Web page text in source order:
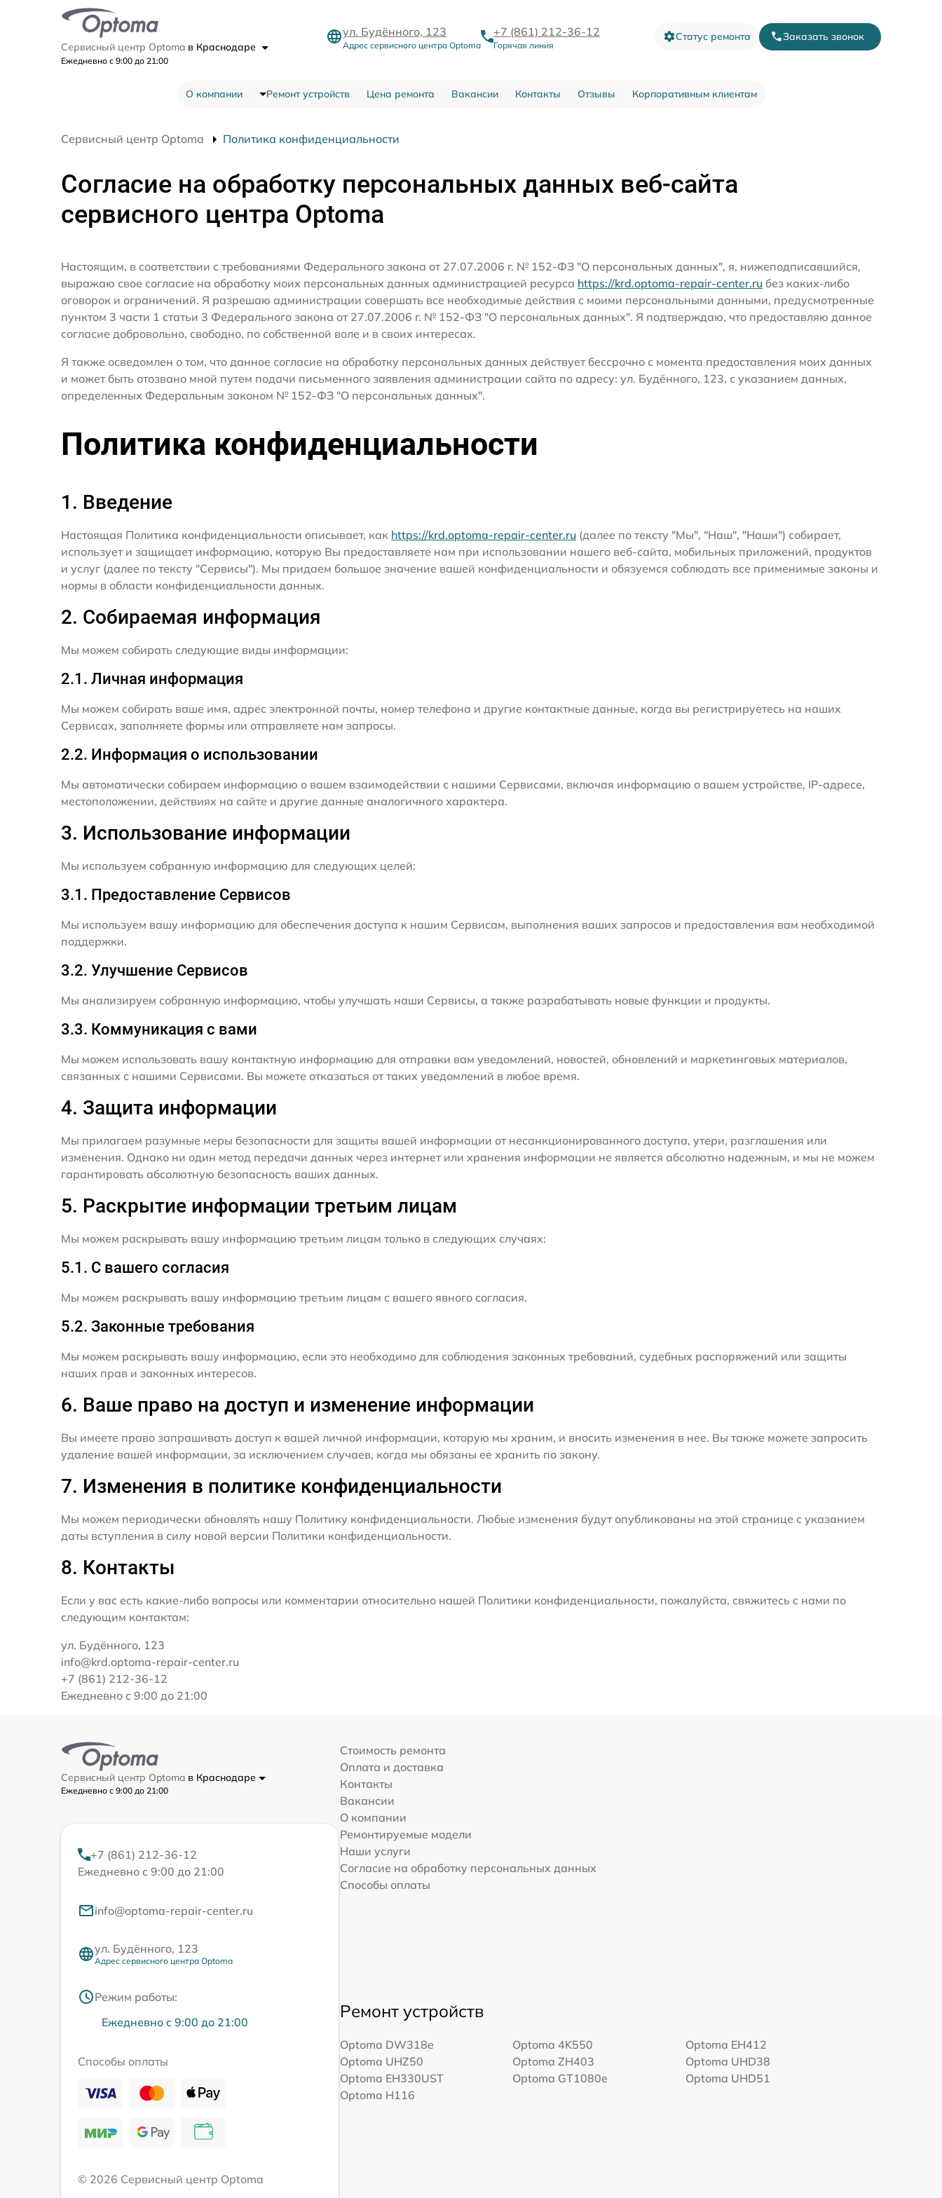
Сервисный центр Optoma в Краснодаре
Ежедневно с 9:00 до 21:00
ул. Будённого, 123
Адрес сервисного центра Optoma
+7 (861) 212-36-12
Горячая линия
Статус ремонта Заказать звонок
О компании Ремонт устройств Цена ремонта Вакансии Контакты Отзывы Корпоративным клиентам
Сервисный центр Optoma Политика конфиденциальности
Согласие на обработку персональных данных веб-сайта
сервисного центра Optoma
Настоящим, в соответствии с требованиями Федерального закона от 27.07.2006 г. № 152-ФЗ "О персональных данных", я, нижеподписавшийся,
выражаю свое согласие на обработку моих персональных данных администрацией ресурса https://krd.optoma-repair-center.ru без каких-либо
оговорок и ограничений. Я разрешаю администрации совершать все необходимые действия с моими персональными данными, предусмотренные
пунктом 3 части 1 статьи 3 Федерального закона от 27.07.2006 г. № 152-ФЗ "О персональных данных". Я подтверждаю, что предоставляю данное
согласие добровольно, свободно, по собственной воле и в своих интересах.
Я также осведомлен о том, что данное согласие на обработку персональных данных действует бессрочно с момента предоставления моих данных
и может быть отозвано мной путем подачи письменного заявления администрации сайта по адресу: ул. Будённого, 123, с указанием данных,
определенных Федеральным законом № 152-ФЗ "О персональных данных".
Политика конфиденциальности
1. Введение
Настоящая Политика конфиденциальности описывает, как https://krd.optoma-repair-center.ru (далее по тексту "Мы", "Наш", "Наши") собирает,
использует и защищает информацию, которую Вы предоставляете нам при использовании нашего веб-сайта, мобильных приложений, продуктов
и услуг (далее по тексту "Сервисы"). Мы придаем большое значение вашей конфиденциальности и обязуемся соблюдать все применимые законы и
нормы в области конфиденциальности данных.
2. Собираемая информация
Мы можем собирать следующие виды информации:
2.1. Личная информация
Мы можем собирать ваше имя, адрес электронной почты, номер телефона и другие контактные данные, когда вы регистрируетесь на наших
Сервисах, заполняете формы или отправляете нам запросы.
2.2. Информация о использовании
Мы автоматически собираем информацию о вашем взаимодействии с нашими Сервисами, включая информацию о вашем устройстве, IP-адресе,
местоположении, действиях на сайте и другие данные аналогичного характера.
3. Использование информации
Мы используем собранную информацию для следующих целей:
3.1. Предоставление Сервисов
Мы используем вашу информацию для обеспечения доступа к нашим Сервисам, выполнения ваших запросов и предоставления вам необходимой
поддержки.
3.2. Улучшение Сервисов
Мы анализируем собранную информацию, чтобы улучшать наши Сервисы, а также разрабатывать новые функции и продукты.
3.3. Коммуникация с вами
Мы можем использовать вашу контактную информацию для отправки вам уведомлений, новостей, обновлений и маркетинговых материалов,
связанных с нашими Сервисами. Вы можете отказаться от таких уведомлений в любое время.
4. Защита информации
Мы прилагаем разумные меры безопасности для защиты вашей информации от несанкционированного доступа, утери, разглашения или
изменения. Однако ни один метод передачи данных через интернет или хранения информации не является абсолютно надежным, и мы не можем
гарантировать абсолютную безопасность ваших данных.
5. Раскрытие информации третьим лицам
Мы можем раскрывать вашу информацию третьим лицам только в следующих случаях:
5.1. С вашего согласия
Мы можем раскрывать вашу информацию третьим лицам с вашего явного согласия.
5.2. Законные требования
Мы можем раскрывать вашу информацию, если это необходимо для соблюдения законных требований, судебных распоряжений или защиты
наших прав и законных интересов.
6. Ваше право на доступ и изменение информации
Вы имеете право запрашивать доступ к вашей личной информации, которую мы храним, и вносить изменения в нее. Вы также можете запросить
удаление вашей информации, за исключением случаев, когда мы обязаны ее хранить по закону.
7. Изменения в политике конфиденциальности
Мы можем периодически обновлять нашу Политику конфиденциальности. Любые изменения будут опубликованы на этой странице с указанием
даты вступления в силу новой версии Политики конфиденциальности.
8. Контакты
Если у вас есть какие-либо вопросы или комментарии относительно нашей Политики конфиденциальности, пожалуйста, свяжитесь с нами по
следующим контактам:
ул. Будённого, 123
info@krd.optoma-repair-center.ru
+7 (861) 212-36-12
Ежедневно с 9:00 до 21:00
Сервисный центр Optoma в Краснодаре
Ежедневно с 9:00 до 21:00
+7 (861) 212-36-12
Ежедневно с 9:00 до 21:00
info@optoma-repair-center.ru
ул. Будённого, 123
Адрес сервисного центра Optoma
Режим работы:
Ежедневно с 9:00 до 21:00
Способы оплаты
© 2026 Сервисный центр Optoma
Стоимость ремонта
Оплата и доставка
Контакты
Вакансии
О компании
Ремонтируемые модели
Наши услуги
Согласие на обработку персональных данных
Способы оплаты
Ремонт устройств
Optoma DW318e Optoma 4K550
Optoma EH412
Optoma UHZ50
Optoma ZH403
Optoma UHD38
Optoma EH330UST
Optoma GT1080e
Optoma UHD51
Optoma H116